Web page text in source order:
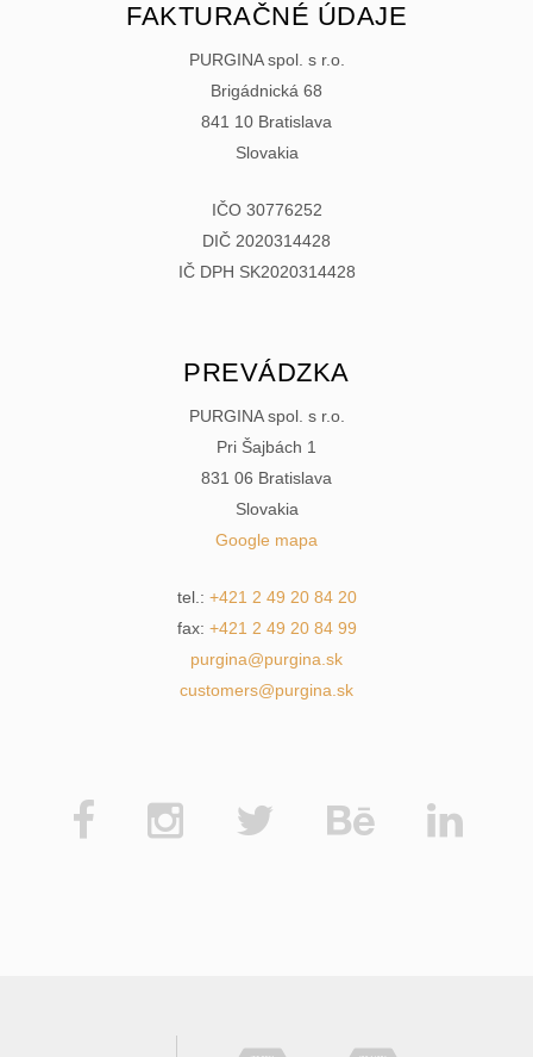
FAKTURAČNÉ ÚDAJE
PURGINA spol. s r.o.
Brigádnická 68
841 10 Bratislava
Slovakia
IČO 30776252
DIČ 2020314428
IČ DPH SK2020314428
PREVÁDZKA
PURGINA spol. s r.o.
Pri Šajbách 1
831 06 Bratislava
Slovakia
Google mapa
tel.: +421 2 49 20 84 20
fax: +421 2 49 20 84 99
purgina@purgina.sk
customers@purgina.sk